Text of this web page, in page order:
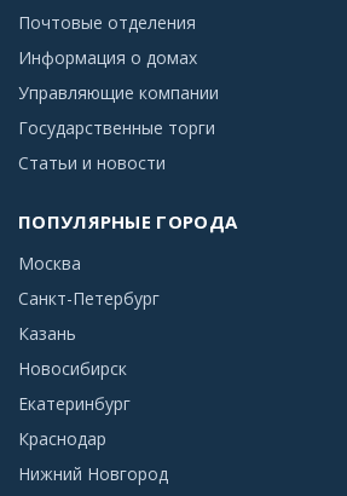
Почтовые отделения
Информация о домах
Управляющие компании
Государственные торги
Статьи и новости
ПОПУЛЯРНЫЕ ГОРОДА
Москва
Санкт-Петербург
Казань
Новосибирск
Екатеринбург
Краснодар
Нижний Новгород